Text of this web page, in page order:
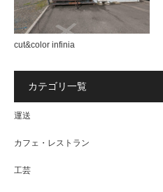
cut&color infinia
カテゴリ一覧
運送
カフェ・レストラン
工芸